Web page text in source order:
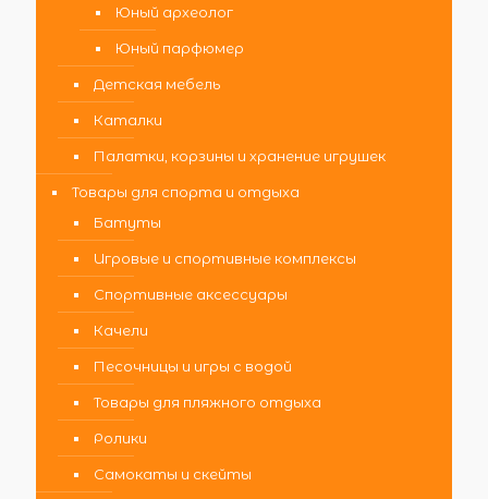
Юный археолог
Юный парфюмер
Детская мебель
Каталки
Палатки, корзины и хранение игрушек
Товары для спорта и отдыха
Батуты
Игровые и спортивные комплексы
Спортивные аксессуары
Качели
Песочницы и игры с водой
Товары для пляжного отдыха
Ролики
Самокаты и скейты